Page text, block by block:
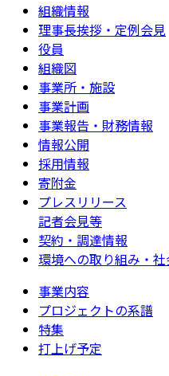
組織情報
理事長挨拶・定例会見
役員
組織図
事業所・施設
事業計画
事業報告・財務情報
情報公開
採用情報
寄附金
プレスリリース
記者会見等
契約・調達情報
環境への取り組み・
事業内容
プロジェクトの系譜
特集
打上げ予定